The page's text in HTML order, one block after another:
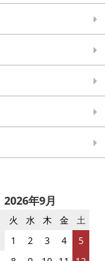
2026年9月
火 水 木 金
土
1 2 3 4
5